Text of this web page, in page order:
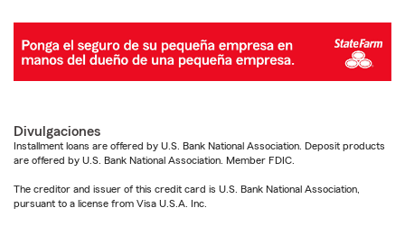
Divulgaciones
Installment loans are offered by U.S. Bank National Association. Deposit products
are offered by U.S. Bank National Association. Member FDIC.
The creditor and issuer of this credit card is U.S. Bank National Association,
pursuant to a license from Visa U.S.A. Inc.